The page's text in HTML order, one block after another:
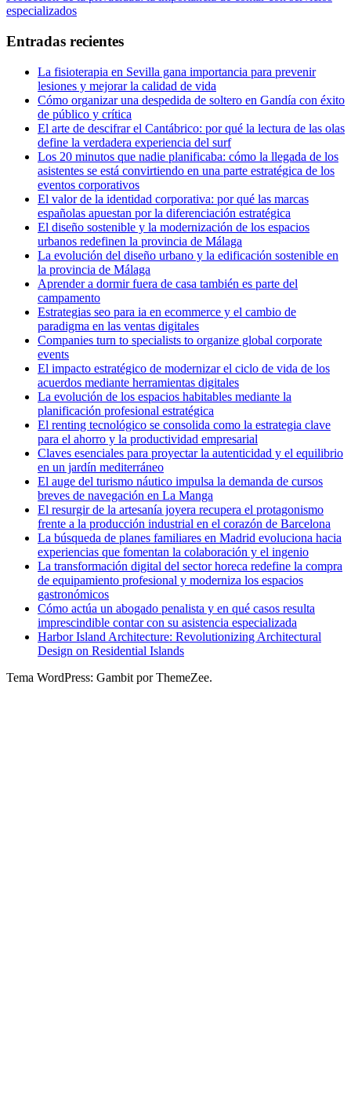
de
siguiente:
especializados
Entradas recientes
La fisioterapia en Sevilla gana importancia para prevenir
lesiones y mejorar la calidad de vida
Cómo organizar una despedida de soltero en Gandía con éxito
de público y crítica
El arte de descifrar el Cantábrico: por qué la lectura de las olas
define la verdadera experiencia del surf
Los 20 minutos que nadie planificaba: cómo la llegada de los
asistentes se está convirtiendo en una parte estratégica de los
eventos corporativos
El valor de la identidad corporativa: por qué las marcas
españolas apuestan por la diferenciación estratégica
El diseño sostenible y la modernización de los espacios
urbanos redefinen la provincia de Málaga
La evolución del diseño urbano y la edificación sostenible en
la provincia de Málaga
Aprender a dormir fuera de casa también es parte del
campamento
Estrategias seo para ia en ecommerce y el cambio de
paradigma en las ventas digitales
Companies turn to specialists to organize global corporate
events
El impacto estratégico de modernizar el ciclo de vida de los
acuerdos mediante herramientas digitales
La evolución de los espacios habitables mediante la
planificación profesional estratégica
El renting tecnológico se consolida como la estrategia clave
para el ahorro y la productividad empresarial
Claves esenciales para proyectar la autenticidad y el equilibrio
en un jardín mediterráneo
El auge del turismo náutico impulsa la demanda de cursos
breves de navegación en La Manga
El resurgir de la artesanía joyera recupera el protagonismo
frente a la producción industrial en el corazón de Barcelona
La búsqueda de planes familiares en Madrid evoluciona hacia
experiencias que fomentan la colaboración y el ingenio
La transformación digital del sector horeca redefine la compra
de equipamiento profesional y moderniza los espacios
gastronómicos
Cómo actúa un abogado penalista y en qué casos resulta
imprescindible contar con su asistencia especializada
Harbor Island Architecture: Revolutionizing Architectural
Design on Residential Islands
Tema WordPress: Gambit por ThemeZee.